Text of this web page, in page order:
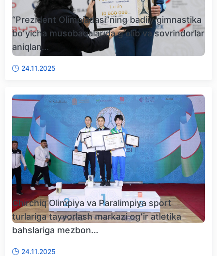
“Prezident Olimpiadasi”ning badiiy gimnastika
boʻyicha musobaqalarida gʻolib va sovrindorlar
aniqlan...
24.11.2025
Chirchiq Olimpiya va Paralimpiya sport
turlariga tayyorlash markazi ogʻir atletika
bahslariga mezbon...
24.11.2025